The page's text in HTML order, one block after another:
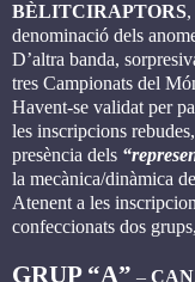
BÈLITCIRAPTORS
denominació dels
D’altra banda,
tres Campionats del
Havent-se validat per
les inscripcions
presència dels
la mecànica/dinàmica
Atenent a les
confeccionats dos grups,
GRUP “A” –